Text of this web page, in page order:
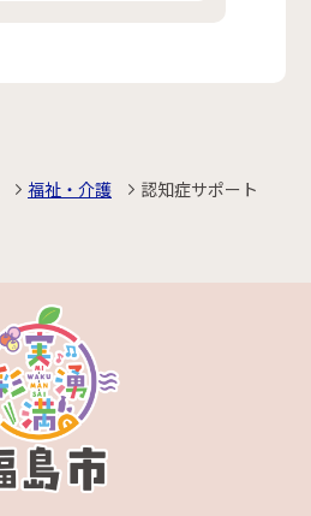
福祉・介護 認知症サポート